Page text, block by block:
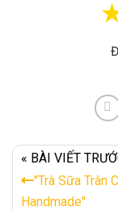
« BÀI VIẾT
"Trà Sữa Trân
Handmade"